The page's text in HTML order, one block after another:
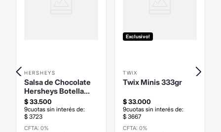
HERSHEYS
Salsa de Chocolate
Hersheys Botella
680grs
$33.500
9cuotas sin interés de:
$ 3723
CFTA: 0%
Exclusivo!
TWIX
Twix Minis 333gr
$33.000
9cuotas sin interés de:
$ 3667
CFTA: 0%